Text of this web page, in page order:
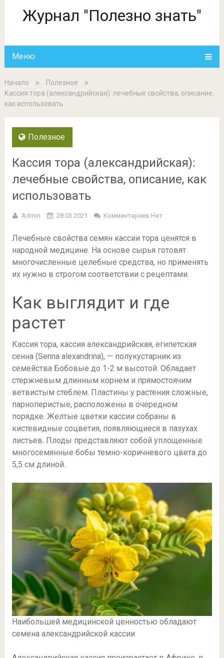
Журнал "Полезно знать"
Меню
Начало
Полезное
Кассия тора (александрийская): лечебные свойства, описание,
как использовать
Полезное
Кассия тора (александрийская):
лечебные свойства, описание, как
использовать
Admin 28.03.2021 Комментариев Нет
Лечебные свойства семян кассии тора ценятся в
народной медицине. На основе сырья готовят
многочисленные целебные средства, но применять
их нужно в строгом соответствии с рецептами.
Как выглядит и где
растет
Кассия тора, кассия александрийская, египетская
сенна (Senna alexandrina), — полукустарник из
семейства Бобовые до 1-2 м высотой. Обладает
стержневым длинным корнем и прямостоячим
ветвистым стеблем. Пластины у растения сложные,
парноперистые, расположены в очередном
порядке. Желтые цветки кассии собраны в
кистевидные соцветия, появляющиеся в пазухах
листьев. Плоды представляют собой уплощенные
многосемянные бобы темно-коричневого цвета до
5,5 см длиной.
Наибольшей медицинской ценностью обладают
семена александрийской кассии